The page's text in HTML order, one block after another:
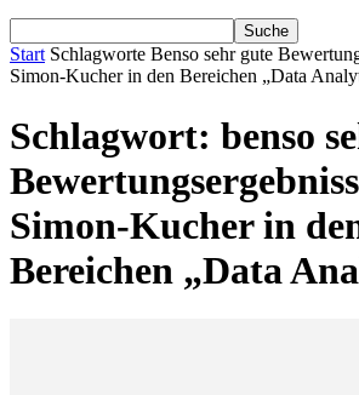
Start Schlagworte Benso sehr gute
Simon-Kucher in den Bereichen „Data
Schlagwort: benso
Simon-Kucher in
Bereichen „Data